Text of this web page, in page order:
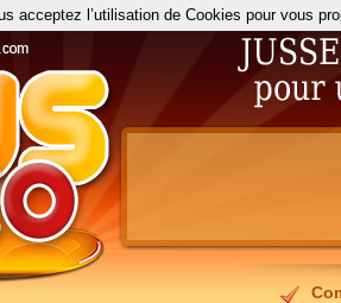
acceptez l’utilisation de Cookies pour vous